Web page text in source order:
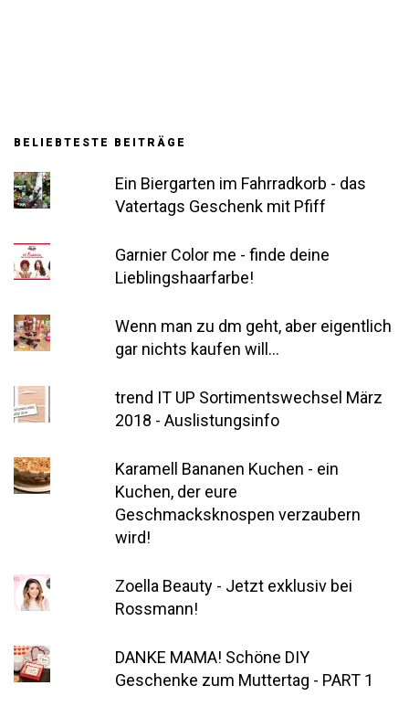
BELIEBTESTE BEITRÄGE
Ein Biergarten im Fahrradkorb - das
Vatertags Geschenk mit Pfiff
Garnier Color me - finde deine
Lieblingshaarfarbe!
Wenn man zu dm geht, aber eigentlich
gar nichts kaufen will...
trend IT UP Sortimentswechsel März
2018 - Auslistungsinfo
Karamell Bananen Kuchen - ein
Kuchen, der eure
Geschmacksknospen verzaubern
wird!
Zoella Beauty - Jetzt exklusiv bei
Rossmann!
DANKE MAMA! Schöne DIY
Geschenke zum Muttertag - PART 1